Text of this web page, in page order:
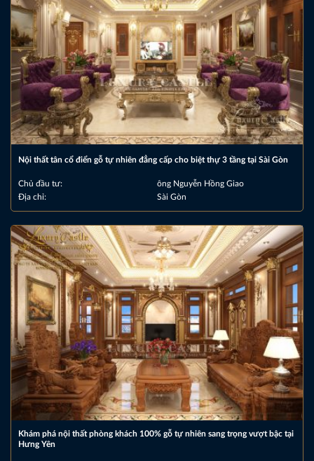
Nội thất tân cổ điển gỗ tự nhiên đẳng cấp cho biệt thự 3 tầng tại Sài Gòn
Chủ đầu tư:
ông Nguyễn Hồng Giao
Địa chỉ:
Sài Gòn
Khám phá nội thất phòng khách 100% gỗ tự nhiên sang trọng vượt bậc tại
Hưng Yên